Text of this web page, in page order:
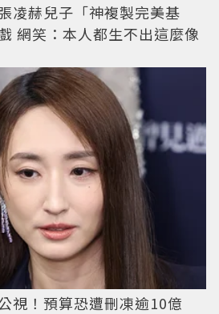
凌赫兒子「神複製完美基
網笑：本人都生不出這麼像
視！預算恐遭刪凍逾10億